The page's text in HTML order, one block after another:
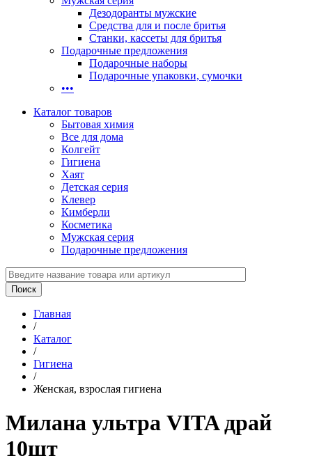
Дезодоранты мужские
Средства для и после бритья
Станки, кассеты для бритья
Подарочные предложения
Подарочные наборы
Подарочные упаковки, сумочки
•••
Каталог товаров
Бытовая химия
Все для дома
Колгейт
Гигиена
Хаят
Детская серия
Клевер
Кимберли
Косметика
Мужская серия
Подарочные предложения
Главная
/
Каталог
/
Гигиена
/
Женская, взрослая гигиена
Милана ультра VITA драй
10шт